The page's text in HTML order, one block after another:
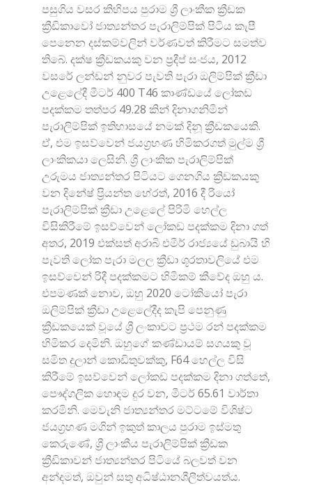
පසුගිය වසර කිහිපය පුරාම ශ්‍රී ලාංකීක ක්‍රීඩක
ක්‍රීඩිකාවෝ ජාත්‍යන්තර පැරාලිම්පික් පිටිය කැපී
පෙනෙන දස්කම්වලින් වර්ණවත් කිරීමට සමත්ව
තිබේ. දක්ෂ ක්‍රීඩකයකු වන ප්‍රදීප් සංජය, 2012
වසරේ ලන්ඩන් නුවර පැවති පැරා ඔලිම්පික් ක්‍රීඩා
උළෙලේදී මීටර් 400 T46 කාණ්ඩයේ ලෝකඩ
පදක්කම තත්පර 49.28 කින් දිනාගනිමින්
පැරාලිම්පික් ඉතිහාසයේ නමක් දිනූ ක්‍රීඩකයෙකි.
ඒ, එම ඉසව්වෙන් ජයග්‍රහණ හිමිකරගත් මුල්ම ශ්‍රී
ලාංකිකයා ලෙසිනි. ශ්‍රී ලාංකික පැරාලිම්පික්
උරුමය ජාත්‍යන්තර පිටියට ගෙනගිය ක්‍රිඩකයකු
වන දිනේෂ් ප්‍රියන්ත හේරත්, 2016 දී රියෝ
පැරාලිම්පික් ක්‍රීඩා උළෙලේ පිරිමි හෙල්ල
විසිකිරීමේ ඉසව්වෙන් ලෝකඩ පදක්කම දිනා ගත්
අතර, 2019 එක්සත් අරාබි එමීර් රාජ්‍යයේ ඩුබායි හි
පැවති ලෝක පැරා මලල ක්‍රීඩා ශූරතාවලියේ එම
ඉසව්වෙන් රිදී පදක්කමට හිමිකම් කීවේද ඔහු ය.
එපමණක් නොව, ඔහු 2020 ටෝකියෝ පැරා
ඔලිම්පික් ක්‍රීඩා උළෙලේදීද කැපි පෙනුණු
ක්‍රීඩකයෙක් වූයේ ශ්‍රී ලංකාවට ප්‍රථම රන් පදක්කම
හිමිකර දෙමිනි. ඔහුගේ කණ්ඩායම් සගයකු වූ
සමිත දුලාන් කොඩිතුවක්කු, F64 හෙල්ල විසි
කිරීමේ ඉසව්වෙන් ලෝකඩ පදක්කම දිනා ගත්තේ,
පෞද්ගලික හොඳම දුර වන, මීටර් 65.61 වාර්තා
කරමිනි. මෙවැනි ජාත්‍යන්තර මට්ටමේ විශිෂ්ට
ජයග්‍රහණ මගින් ඉකුත් කාලය පුරාම ඉස්මතු
කෙරුණේ, ශ්‍රී ලාංකීය පැරාලිම්පික් ක්‍රීඩක
ක්‍රීඩිකාවන් ජාත්‍යන්තර පිටියේ බලවත් වන
අන්දමත්, ඔවුන් සතු අධිෂ්ඨානශීලීත්වයත්ය.